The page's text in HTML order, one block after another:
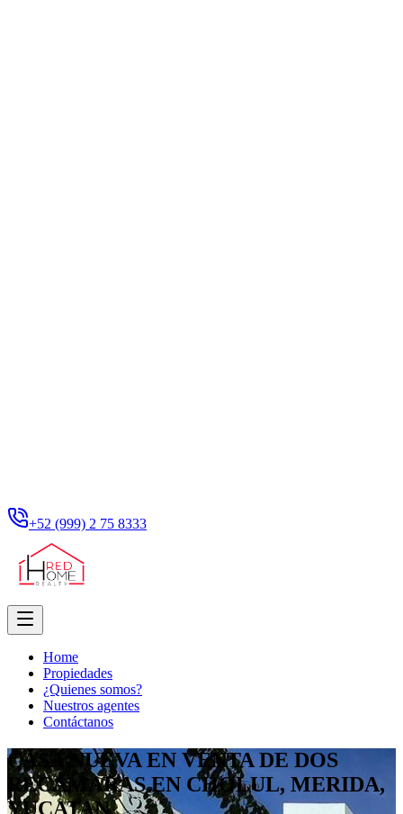
+52 (999) 2 75 8333
Home
Propiedades
¿Quienes somos?
Nuestros agentes
Contáctanos
CASA NUEVA EN VENTA DE DOS
RECÁMARAS EN CHOLUL, MERIDA,
YUCATAN